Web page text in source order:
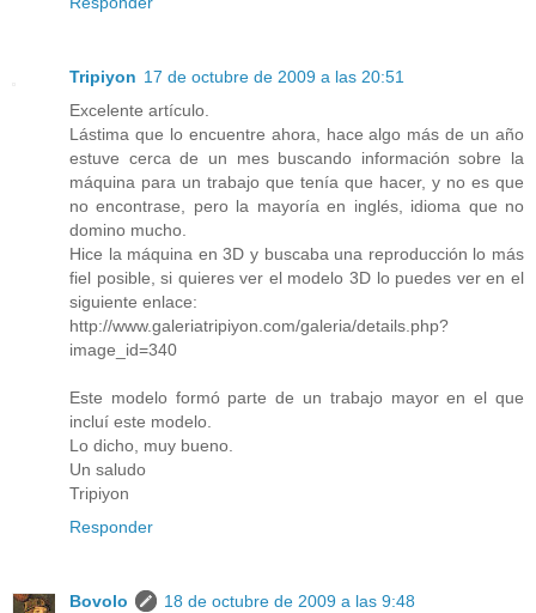
Tripiyon 17 de octubre de 2009 a las 20:51
Excelente artículo.
Lástima que lo encuentre ahora, hace algo más de un año
estuve cerca de un mes buscando información sobre la
máquina para un trabajo que tenía que hacer, y no es que
no encontrase, pero la mayoría en inglés, idioma que no
domino mucho.
Hice la máquina en 3D y buscaba una reproducción lo más
fiel posible, si quieres ver el modelo 3D lo puedes ver en el
siguiente enlace:
http://www.galeriatripiyon.com/galeria/details.php?
image_id=340
Este modelo formó parte de un trabajo mayor en el que
incluí este modelo.
Lo dicho, muy bueno.
Un saludo
Tripiyon
Responder
Bovolo
18 de octubre de 2009 a las 9:48